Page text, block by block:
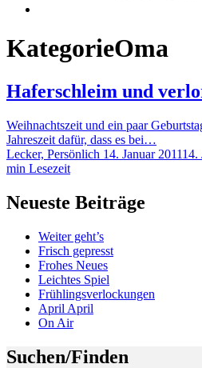
KategorieOma
Haferschleim und
Weihnachtszeit und ein paar
Jahreszeit dafür, dass es bei…
Lecker, Persönlich 14. Januar 201114.
min Lesezeit
Neueste Beiträge
Weiter geht’s
Frisch gepresst
Frohes Neues
Leichtes Spiel
Frühlingsverlockungen
April April
On Air
Suchen/Finden